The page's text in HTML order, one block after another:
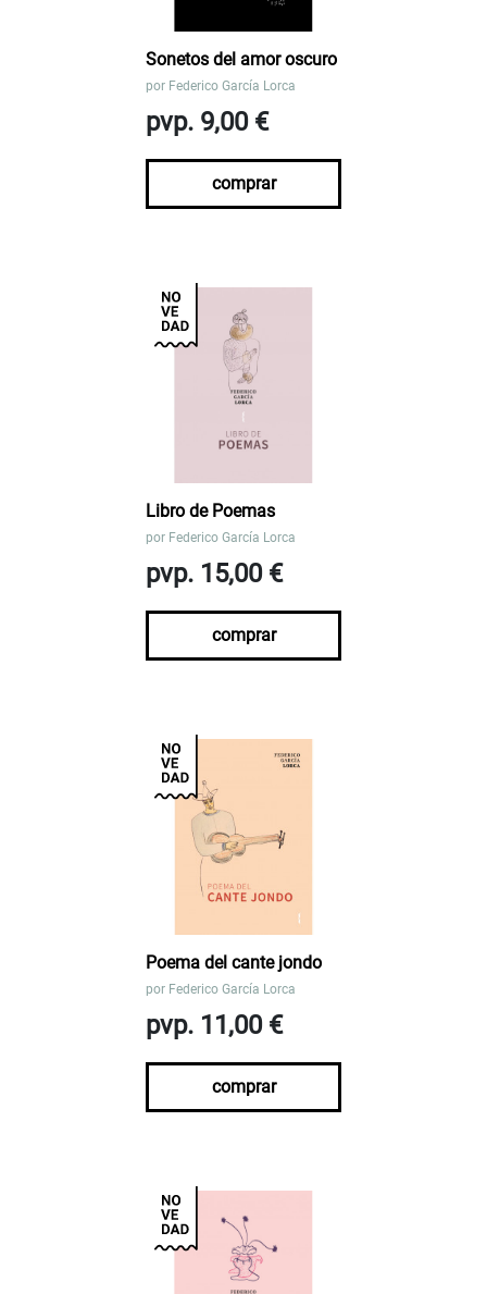
Sonetos del amor oscuro
por Federico García Lorca
pvp. 9,00 €
comprar
Libro de Poemas
por Federico García Lorca
pvp. 15,00 €
comprar
Poema del cante jondo
por Federico García Lorca
pvp. 11,00 €
comprar